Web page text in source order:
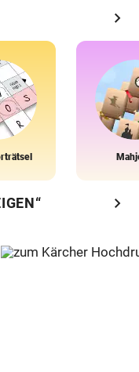
chevron_right
chevron_right